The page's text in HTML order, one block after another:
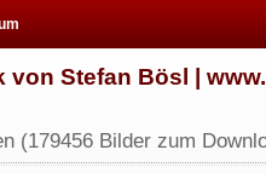
von Stefan Bösl |
(179456 Bilder zum